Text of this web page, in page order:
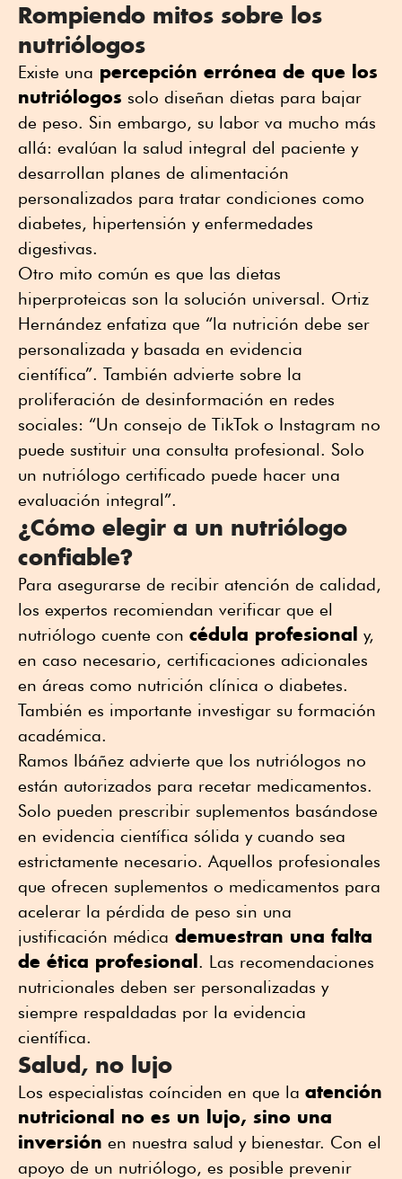
Rompiendo mitos sobre los
nutriólogos
Existe una percepción errónea de que los
nutriólogos solo diseñan dietas para bajar
de peso. Sin embargo, su labor va mucho más
allá: evalúan la salud integral del paciente y
desarrollan planes de alimentación
personalizados para tratar condiciones como
diabetes, hipertensión y enfermedades
digestivas.
Otro mito común es que las dietas
hiperproteicas son la solución universal. Ortiz
Hernández enfatiza que “la nutrición debe ser
personalizada y basada en evidencia
científica”. También advierte sobre la
proliferación de desinformación en redes
sociales: “Un consejo de TikTok o Instagram no
puede sustituir una consulta profesional. Solo
un nutriólogo certificado puede hacer una
evaluación integral”.
¿Cómo elegir a un nutriólogo
confiable?
Para asegurarse de recibir atención de calidad,
los expertos recomiendan verificar que el
nutriólogo cuente con cédula profesional y,
en caso necesario, certificaciones adicionales
en áreas como nutrición clínica o diabetes.
También es importante investigar su formación
académica.
Ramos Ibáñez advierte que los nutriólogos no
están autorizados para recetar medicamentos.
Solo pueden prescribir suplementos basándose
en evidencia científica sólida y cuando sea
estrictamente necesario. Aquellos profesionales
que ofrecen suplementos o medicamentos para
acelerar la pérdida de peso sin una
justificación médica demuestran una falta
de ética profesional . Las recomendaciones
nutricionales deben ser personalizadas y
siempre respaldadas por la evidencia
científica.
Salud, no lujo
Los especialistas coínciden en que la atención
nutricional no es un lujo, sino una
inversión en nuestra salud y bienestar. Con el
apoyo de un nutriólogo, es posible prevenir